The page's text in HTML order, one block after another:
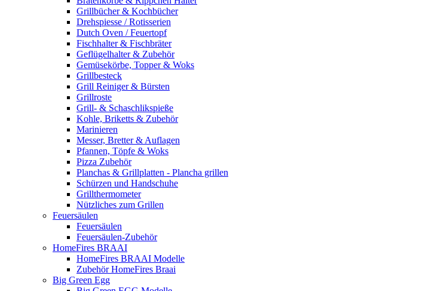
Grillbücher & Kochbücher
Drehspiesse / Rotisserien
Dutch Oven / Feuertopf
Fischhalter & Fischbräter
Geflügelhalter & Zubehör
Gemüsekörbe, Topper & Woks
Grillbesteck
Grill Reiniger & Bürsten
Grillroste
Grill- & Schaschlikspieße
Kohle, Briketts & Zubehör
Marinieren
Messer, Bretter & Auflagen
Pfannen, Töpfe & Woks
Pizza Zubehör
Planchas & Grillplatten - Plancha grillen
Schürzen und Handschuhe
Grillthermometer
Nützliches zum Grillen
Feuersäulen
Feuersäulen
Feuersäulen-Zubehör
HomeFires BRAAI
HomeFires BRAAI Modelle
Zubehör HomeFires Braai
Big Green Egg